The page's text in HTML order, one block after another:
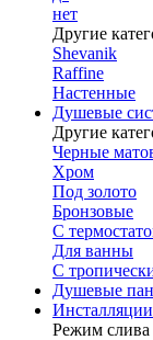
нет
Другие
Shevanik
Raffine
Настенные
Душевые
Другие
Черные
Хром
Под золото
Бронзовые
С
Для ванны
С
Душевые
Инсталляции
Режим